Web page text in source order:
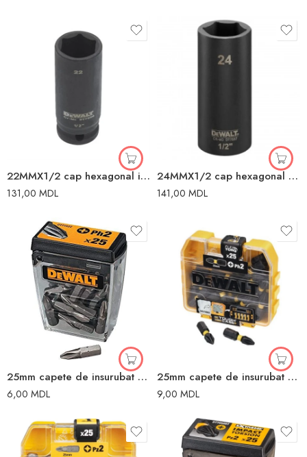
22MMX1/2 cap hexagonal impact Dewalt
131,00 MDL
24MMX1/2 cap hexagonal impact Dewalt
141,00 MDL
25mm capete de insurubat Dewalt
6,00 MDL
25mm capete de insurubat Dewalt
9,00 MDL